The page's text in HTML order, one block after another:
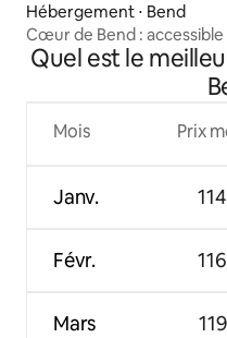
Hébergement ⋅ Bend
Cœur de Bend :
Quel est le
Mois
Janv.
Févr.
Mars
Prix